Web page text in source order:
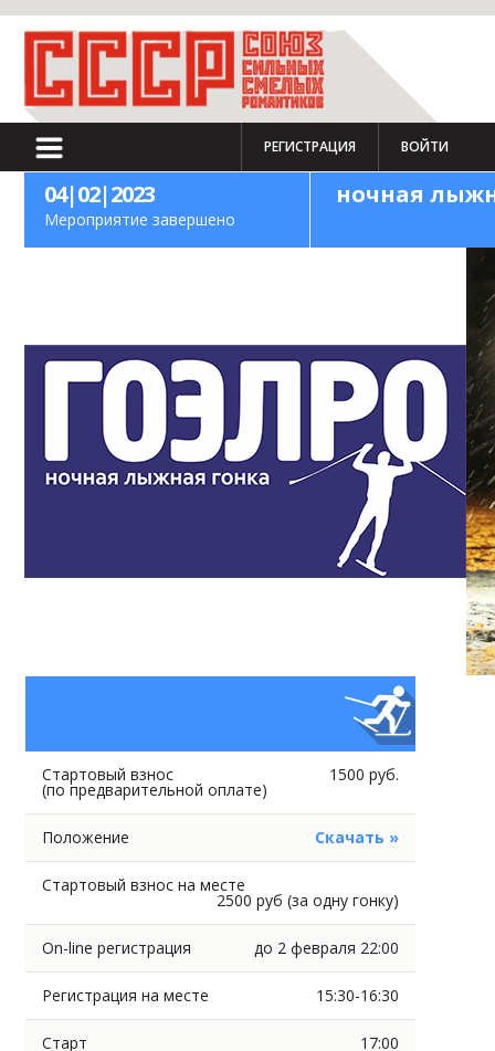
РЕГИСТРАЦИЯ ВОЙТИ
04|02|2023
Мероприятие завершено
ночная
Стартовый взнос
(по предварительной оплате)
1500 руб.
Положение Скачать »
Стартовый взнос на месте
2500 руб (за одну гонку)
On-line регистрация до 2 февраля 22:00
Регистрация на месте 15:30-16:30
Старт 17:00